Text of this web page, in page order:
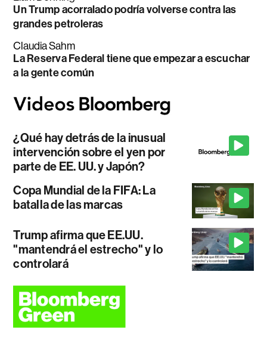
Un Trump acorralado podría volverse contra las
grandes petroleras
Claudia Sahm
La Reserva Federal tiene que empezar a escuchar
a la gente común
¿Qué hay detrás de la inusual
intervención sobre el yen por
parte de EE. UU. y Japón?
Copa Mundial de la FIFA: La
batalla de las marcas
Trump afirma que EE.UU.
"mantendrá el estrecho" y lo
controlará